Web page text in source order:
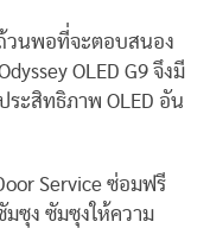
วนพอที่จะตอบสนอง
OLED G9 จึงมี
ระสิทธิภาพ OLED อัน
Service ซ่อมฟรี
ซุง ซัมซุงให้ความ